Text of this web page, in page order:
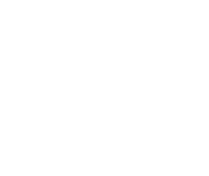
de 730 avis
coréenne
de beauté coréenne dans votre